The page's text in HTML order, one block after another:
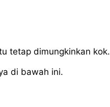
tetap dimungkinkan kok.
di bawah ini.